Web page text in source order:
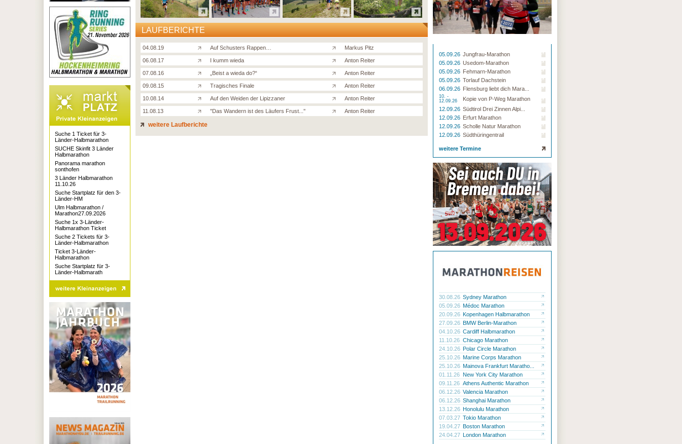
LAUFBERICHTE
04.08.19 Auf Schusters Rappen… Markus Pitz
06.08.17 I kumm wieda Anton Reiter
07.08.16 „Beist a wieda do?“ Anton Reiter
09.08.15 Tragisches Finale Anton Reiter
10.08.14 Auf den Weiden der Lipizzaner Anton Reiter
11.08.13 ''Das Wandern ist des Läufers Frust...'' Anton Reiter
weitere Laufberichte
05.09.26 Jungfrau-Marathon
05.09.26 Usedom-Marathon
05.09.26 Fehmarn-Marathon
05.09.26 Torlauf Dachstein
06.09.26 Flensburg liebt dich Mara...
10. -
12.09.26
Kopie von P-Weg Marathon
12.09.26 Südtirol Drei Zinnen Alpi...
12.09.26 Erfurt Marathon
12.09.26 Scholle Natur Marathon
12.09.26 Südthüringentrail
weitere Termine
30.08.26 Sydney Marathon
05.09.26 Médoc Marathon
20.09.26 Kopenhagen Halbmarathon
27.09.26 BMW Berlin-Marathon
04.10.26 Cardiff Halbmarathon
11.10.26 Chicago Marathon
24.10.26 Polar Circle Marathon
25.10.26 Marine Corps Marathon
25.10.26 Mainova Frankfurt Maratho...
01.11.26 New York City Marathon
09.11.26 Athens Authentic Marathon
06.12.26 Valencia Marathon
06.12.26 Shanghai Marathon
13.12.26 Honolulu Marathon
07.03.27 Tokio Marathon
19.04.27 Boston Marathon
24.04.27 London Marathon
Suche 1 Ticket für 3-
Länder-Halbmarathon
SUCHE Skinfit 3 Länder
Halbmarathon
Panorama marathon
sonthofen
3 Länder Halbmarathon
11.10.26
Suche Startplatz für den 3-
Länder-HM
Ulm Halbmarathon /
Marathon27.09.2026
Suche 1x 3-Länder-
Halbmarathon Ticket
Suche 2 Tickets für 3-
Länder-Halbmarathon
Ticket 3-Länder-
Halbmarathon
Suche Startplatz für 3-
Länder-Halbmarath